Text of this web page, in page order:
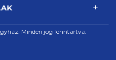
Minden jog fenntartva.